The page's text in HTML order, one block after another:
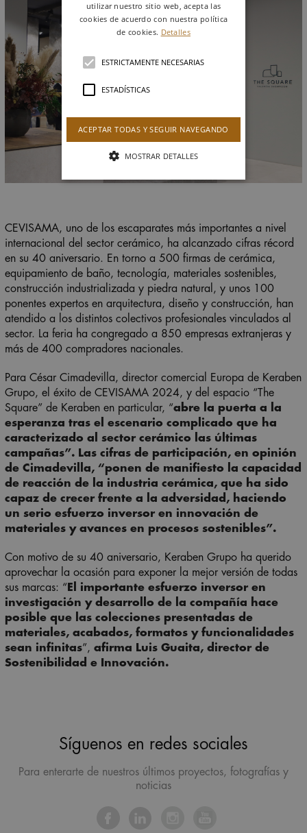
CEVISAMA, uno de los escaparates más importantes a nivel
internacional del sector cerámico, ha alcanzado cifras récord
en su 40 aniversario. En torno a 500 firmas de cerámica,
equipamiento de baño, tecnología, materiales sostenibles,
construcción industrializada y piedra natural, y unos 100
ponentes expertos en arquitectura, diseño y construcción, han
atendido a los distintos colectivos profesionales vinculados al
sector. La feria ha congregado a 850 empresas extranjeras y
más de 400 compradores nacionales.
Para César Cimadevilla, director comercial Europa de Keraben
Grupo, el éxito de CEVISAMA 2024, y del espacio “The
Square” de Keraben en particular, “abre la puerta a la
esperanza tras el escenario complicado que ha
caracterizado al sector cerámico las últimas
campañas”. Las cifras de participación, en opinión
de Cimadevilla, “ponen de manifiesto la capacidad
de reacción de la industria cerámica, que ha sido
capaz de crecer frente a la adversidad, haciendo
un serio esfuerzo inversor en innovación de
materiales y avances en procesos sostenibles”.
Con motivo de su 40 aniversario, Keraben Grupo ha querido
aprovechar la ocasión para exponer la mejor versión de todas
sus marcas: “ El importante esfuerzo inversor en
investigación y desarrollo de la compañía hace
posible que las colecciones presentadas de
materiales, acabados, formatos y funcionalidades
sean infinitas”, afirma Luis Guaita, director de
Sostenibilidad e Innovación.
Síguenos en redes sociales
Para enterarte de nuestros últimos proyectos, fotografías y
noticias
utilizar nuestro sitio web, acepta las
cookies de acuerdo con nuestra política
de cookies. Detalles
ESTRICTAMENTE NECESARIAS
ESTADÍSTICAS
ACEPTAR TODAS Y SEGUIR NAVEGANDO
MOSTRAR DETALLES